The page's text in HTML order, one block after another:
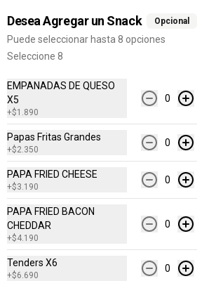
pepinillos y Ketchup,
Fritas Mediana, Bebida Lata
Crispy BBQ Bacon
con 1 Carne de 4 Oz,
Cheddar, Bacon, Cebolla
Salsa BBQ, Papa Fritas
Bebida en Lata
Classic Chicken
Desea Agregar un Snack Opcional
Puede seleccionar hasta 8 opciones
Seleccione 8
EMPANADAS DE QUESO
X5
+$1.890
0
Papas Fritas Grandes
+$2.350
0
PAPA FRIED CHEESE
+$3.190
0
PAPA FRIED BACON
CHEDDAR
+$4.190
0
Tenders X6
+$6.690
0